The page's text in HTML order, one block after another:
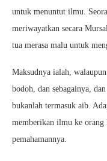
untuk menuntut ilmu.
meriwayatkan secara
tua merasa malu untuk
Maksudnya ialah,
bodoh, dan sebagainya,
bukanlah termasuk aib.
memberikan ilmu ke orang
pemahamannya.